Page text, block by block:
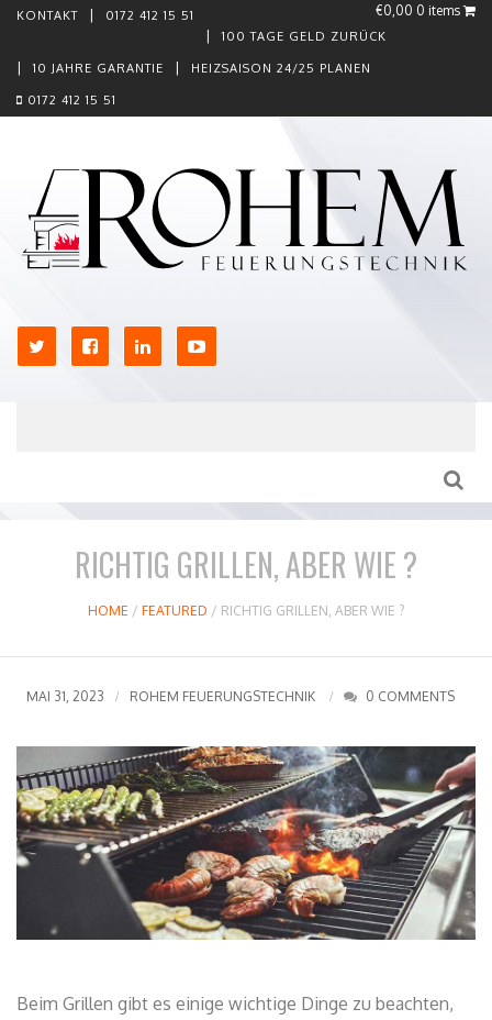
€0,00 0 items
KONTAKT
0172 412 15 51
100 TAGE GELD ZURÜCK
10 JAHRE GARANTIE HEIZSAISON 24/25 PLANEN
0172 412 15 51
RICHTIG GRILLEN, ABER WIE ?
HOME / FEATURED / RICHTIG GRILLEN, ABER WIE ?
MAI 31, 2023 ROHEM FEUERUNGSTECHNIK 0 COMMENTS
Beim Grillen gibt es einige wichtige Dinge zu beachten,